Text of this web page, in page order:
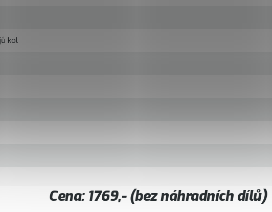
kol
Cena: 1769,- (bez náhradních dílů)